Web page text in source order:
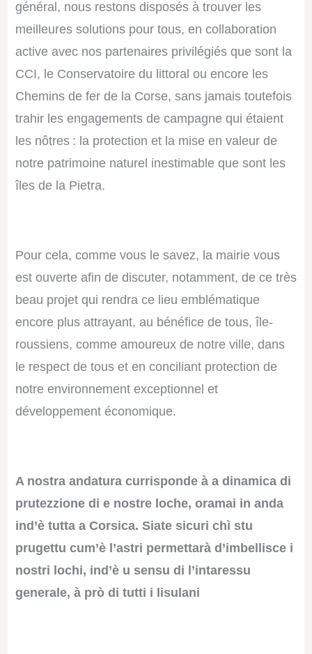
général, nous restons disposés à trouver les
meilleures solutions pour tous, en collaboration
active avec nos partenaires privilégiés que sont la
CCI, le Conservatoire du littoral ou encore les
Chemins de fer de la Corse, sans jamais toutefois
trahir les engagements de campagne qui étaient
les nôtres : la protection et la mise en valeur de
notre patrimoine naturel inestimable que sont les
îles de la Pietra.
Pour cela, comme vous le savez, la mairie vous
est ouverte afin de discuter, notamment, de ce très
beau projet qui rendra ce lieu emblématique
encore plus attrayant, au bénéfice de tous, île-
roussiens, comme amoureux de notre ville, dans
le respect de tous et en conciliant protection de
notre environnement exceptionnel et
développement économique.
A nostra andatura currisponde à a dinamica di
prutezzione di e nostre loche, oramai in anda
ind’è tutta a Corsica. Siate sicuri chì stu
prugettu cum’è l’astri permettarà d’imbellisce i
nostri lochi, ind’è u sensu di l’intaressu
generale, à prò di tutti i lisulani